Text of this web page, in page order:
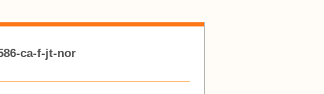
ca-f-jt-nor